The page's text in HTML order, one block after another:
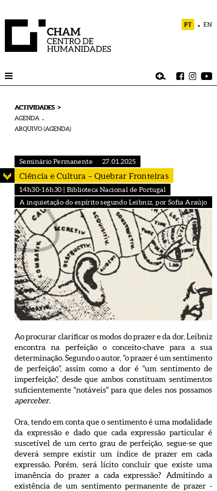
PT EN
ACTIVIDADES >
AGENDA
ARQUIVO (AGENDA)
Seminário Permanente 27.01.2025
Ciência e Cultura – Quebrar Fronteiras
14h30-16h30 | Biblioteca Nacional de Portugal
A inquietação do espírito segundo Leibniz, por Sofia Araújo
Ao procurar clarificar os modos do prazer e da dor, Leibniz
encontra na perfeição o conceito-chave para a sua
determinação. Segundo o autor, "o prazer é um sentimento
de perfeição", assim como a dor é "um sentimento de
imperfeição", desde que ambos constituam sentimentos
suficientemente "notáveis" para que deles nos possamos
aperceber.
Ora, tendo em conta que o sentimento é uma modalidade
da expressão e dado que cada expressão particular é
suscetível de um certo grau de perfeição, segue-se que
deverá sempre existir um índice de prazer em cada
expressão. Porém, será lícito concluir que existe uma
imanência do prazer a cada expressão? Admitindo a
existência de um sentimento permanente de prazer -